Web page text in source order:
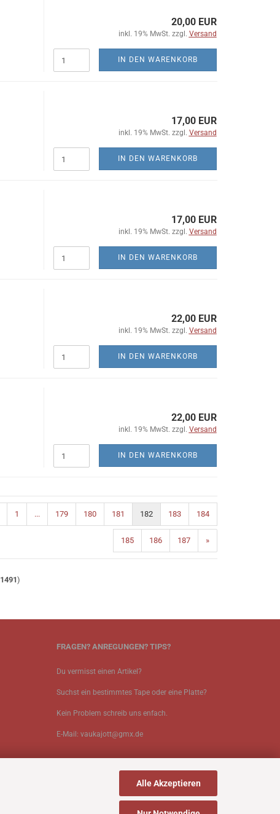
Alle Akzeptieren
20,00 EUR
inkl. 19% MwSt. zzgl. Versand
IN DEN WARENKORB
17,00 EUR
inkl. 19% MwSt. zzgl. Versand
IN DEN WARENKORB
17,00 EUR
inkl. 19% MwSt. zzgl. Versand
IN DEN WARENKORB
22,00 EUR
inkl. 19% MwSt. zzgl. Versand
IN DEN WARENKORB
22,00 EUR
inkl. 19% MwSt. zzgl. Versand
IN DEN WARENKORB
1 ... 179 180 181 182 183 184
185 186 187 »
1491)
FRAGEN? ANREGUNGEN? TIPS?
Du vermisst einen Artikel?
Suchst ein bestimmtes Tape oder eine Platte?
Kein Problem schreib uns enfach.
E-Mail: vaukajott@gmx.de